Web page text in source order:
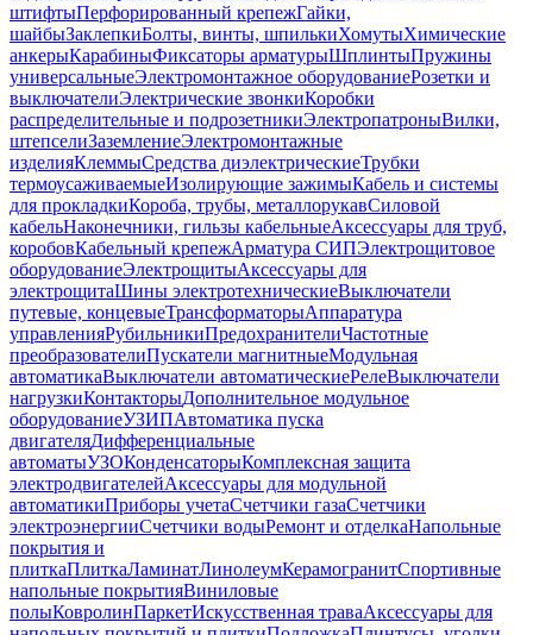
штифтыПерфорированный крепежГайки,
шайбыЗаклепкиБолты, винты, шпилькиХомутыХимические
анкерыКарабиныФиксаторы арматурыШплинтыПружины
универсальныеЭлектромонтажное оборудованиеРозетки и
выключателиЭлектрические звонкиКоробки
распределительные и подрозетникиЭлектропатроныВилки,
штепселиЗаземлениеЭлектромонтажные
изделияКлеммыСредства диэлектрическиеТрубки
термоусаживаемыеИзолирующие зажимыКабель и системы
для прокладкиКороба, трубы, металлорукавСиловой
кабельНаконечники, гильзы кабельныеАксессуары для труб,
коробовКабельный крепежАрматура СИПЭлектрощитовое
оборудованиеЭлектрощитыАксессуары для
электрощитаШины электротехническиеВыключатели
путевые, концевыеТрансформаторыАппаратура
управленияРубильникиПредохранителиЧастотные
преобразователиПускатели магнитныеМодульная
автоматикаВыключатели автоматическиеРелеВыключатели
нагрузкиКонтакторыДополнительное модульное
оборудованиеУЗИПАвтоматика пуска
двигателяДифференциальные
автоматыУЗОКонденсаторыКомплексная защита
электродвигателейАксессуары для модульной
автоматикиПриборы учетаСчетчики газаСчетчики
электроэнергииСчетчики водыРемонт и отделкаНапольные
покрытия и
плиткаПлиткаЛаминатЛинолеумКерамогранитСпортивные
напольные покрытияВиниловые
полыКовролинПаркетИскусственная траваАксессуары для